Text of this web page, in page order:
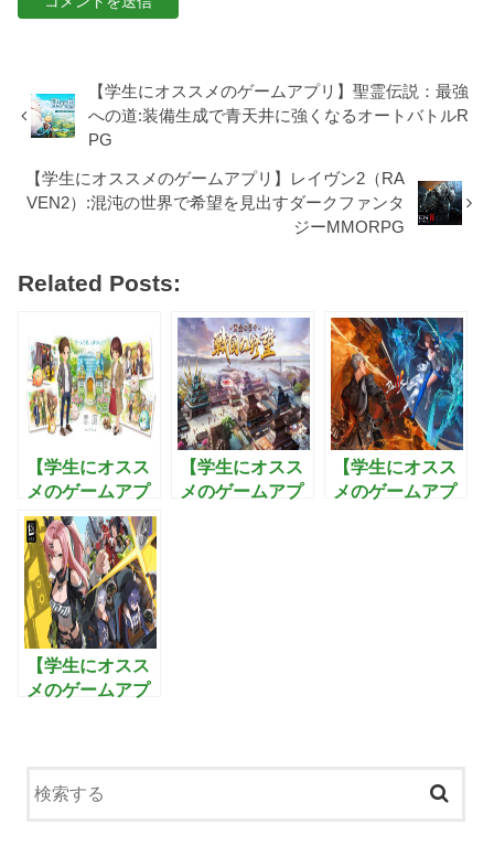
【学生にオススメのゲームアプリ】聖霊伝説：最強
への道:装備生成で青天井に強くなるオートバトルR
PG
【学生にオススメのゲームアプリ】レイヴン2（RA
VEN2）:混沌の世界で希望を見出すダークファンタ
ジーMMORPG
Related Posts:
【学生にオスス
メのゲームアプ
リ】恋庭：ゲー
ムをしながら恋
活できるマッチ
ングアプリ！
【学生にオスス
メのゲームアプ
【学生にオスス
メのゲームアプ
【学生にオスス
メのゲームアプ
ウを蹴散らす最